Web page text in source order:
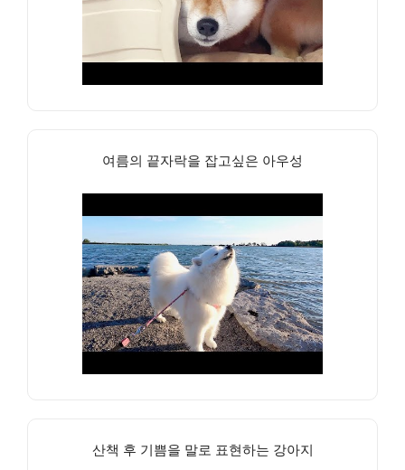
여름의 끝자락을 잡고싶은 아우성
산책 후 기쁨을 말로 표현하는 강아지